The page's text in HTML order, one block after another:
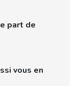
part de
vous en